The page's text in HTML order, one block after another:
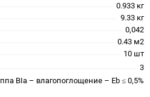
0.933 кг
9.33 кг
0,042
0.43 м2
10 шт
3
BIa – влагопоглощение – Eb ≤ 0,5%